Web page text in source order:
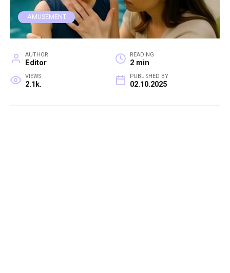
AMUSEMENT
AUTHOR
Editor
READING
2 min
VIEWS
2.1k.
PUBLISHED BY
02.10.2025